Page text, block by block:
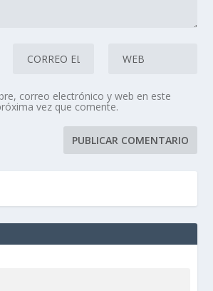
correo electrónico y web en este
vez que comente.